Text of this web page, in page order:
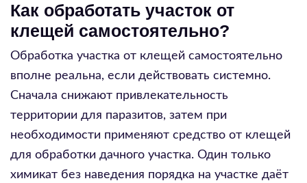
Как обработать участок от
клещей самостоятельно?
Обработка участка от клещей самостоятельно
вполне реальна, если действовать системно.
Сначала снижают привлекательность
территории для паразитов, затем при
необходимости применяют средство от клещей
для обработки дачного участка. Один только
химикат без наведения порядка на участке даёт